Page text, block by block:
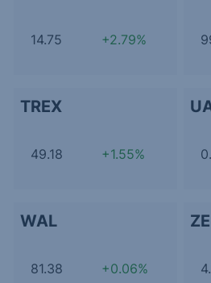
14.75 +2.79%
TREX
49.18 +1.55%
WAL
81.38 +0.06%